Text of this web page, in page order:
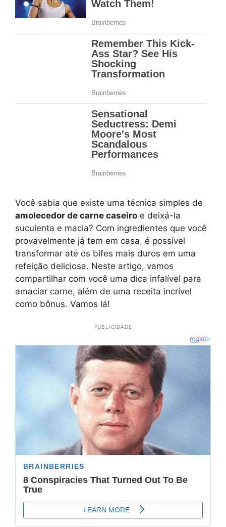
Você sabia que existe uma técnica simples de
amolecedor de carne caseiro e deixá-la
suculenta e macia? Com ingredientes que você
provavelmente já tem em casa, é possível
transformar até os bifes mais duros em uma
refeição deliciosa. Neste artigo, vamos
compartilhar com você uma dica infalível para
amaciar carne, além de uma receita incrível
como bônus. Vamos lá!
PUBLICIDADE